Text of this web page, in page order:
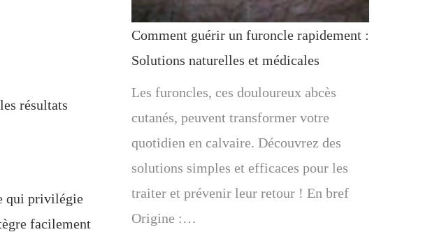
résultats
qui privilégie
facilement
Comment guérir un furoncle rapidement :
Solutions naturelles et médicales
Les furoncles, ces douloureux abcès
cutanés, peuvent transformer votre
quotidien en calvaire. Découvrez des
solutions simples et efficaces pour les
traiter et prévenir leur retour ! En bref
Origine :…